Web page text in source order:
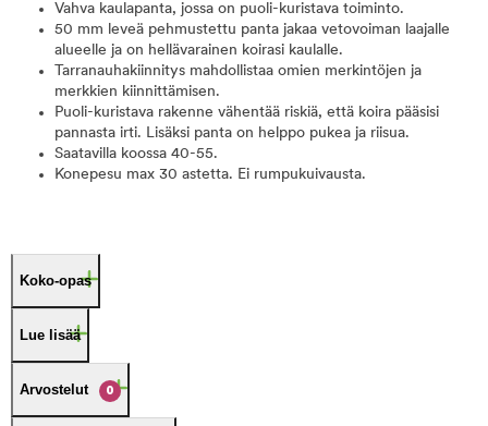
Vahva kaulapanta, jossa on puoli-kuristava toiminto.
50 mm leveä pehmustettu panta jakaa vetovoiman laajalle
alueelle ja on hellävarainen koirasi kaulalle.
Tarranauhakiinnitys mahdollistaa omien merkintöjen ja
merkkien kiinnittämisen.
Puoli-kuristava rakenne vähentää riskiä, että koira pääsisi
pannasta irti. Lisäksi panta on helppo pukea ja riisua.
Saatavilla koossa 40-55.
Konepesu max 30 astetta. Ei rumpukuivausta.
Koko-opas
Lue lisää
Arvostelut 0